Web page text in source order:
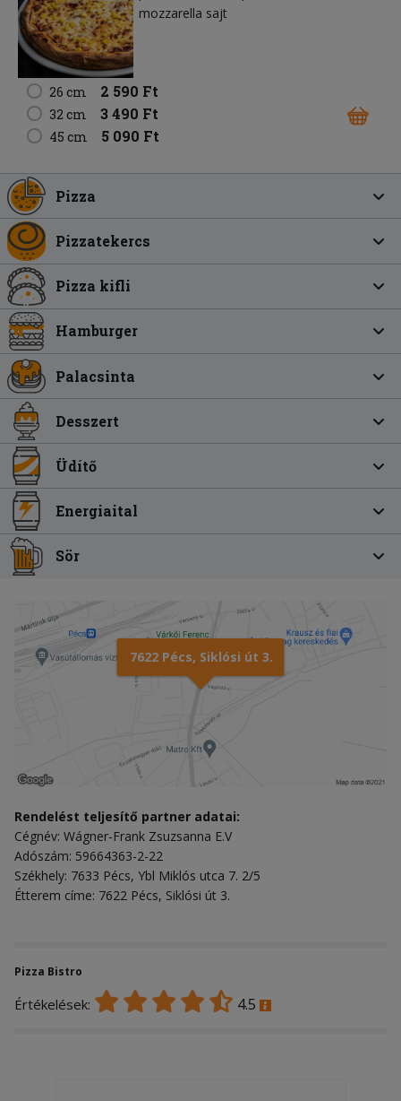
mozzarella sajt
26 cm 2 590 Ft
32 cm 3 490 Ft
45 cm 5 090 Ft
Pizza
Pizzatekercs
Pizza kifli
Hamburger
Palacsinta
Desszert
Üdítő
Energiaital
Sör
7622 Pécs, Siklósi út 3.
Rendelést teljesítő partner adatai:
Cégnév: Wágner-Frank Zsuzsanna E.V
Adószám: 59664363-2-22
Székhely: 7633 Pécs, Ybl Miklós utca 7. 2/5
Étterem címe: 7622 Pécs, Siklósi út 3.
Pizza Bistro
Értékelések: 4.5